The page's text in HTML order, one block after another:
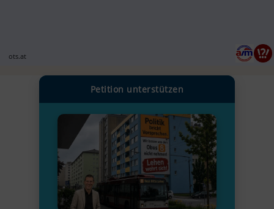
ots.at
Petition unterstützen